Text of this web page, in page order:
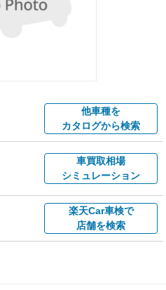
他車種を
カタログから検索
車買取相場
シミュレーション
楽天Car車検で
店舗を検索